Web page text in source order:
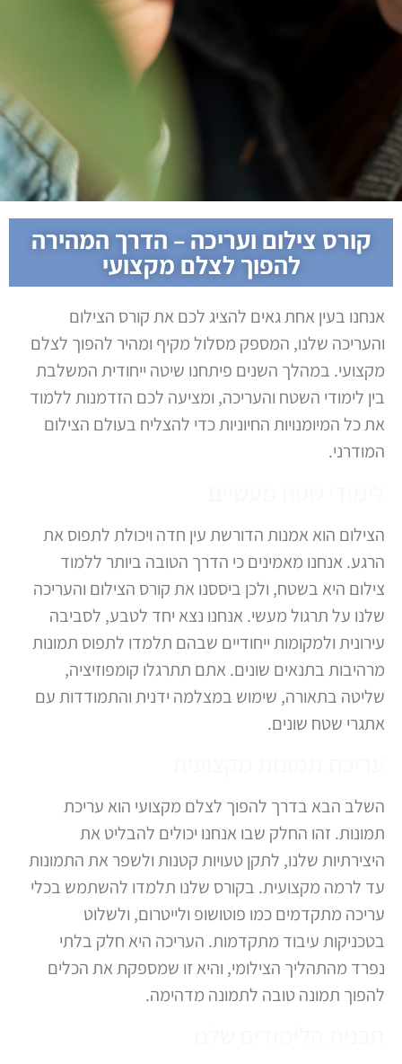
קורס צילום ועריכה – הדרך המהירה
להפוך לצלם מקצועי
אנחנו בעין אחת גאים להציג לכם את קורס הצילום
והעריכה שלנו, המספק מסלול מקיף ומהיר להפוך לצלם
מקצועי. במהלך השנים פיתחנו שיטה ייחודית המשלבת
בין לימודי השטח והעריכה, ומציעה לכם הזדמנות ללמוד
את כל המיומנויות החיוניות כדי להצליח בעולם הצילום
המודרני.
הצילום הוא אמנות הדורשת עין חדה ויכולת לתפוס את
הרגע. אנחנו מאמינים כי הדרך הטובה ביותר ללמוד
צילום היא בשטח, ולכן ביססנו את קורס הצילום והעריכה
שלנו על תרגול מעשי. אנחנו נצא יחד לטבע, לסביבה
עירונית ולמקומות ייחודיים שבהם תלמדו לתפוס תמונות
מרהיבות בתנאים שונים. אתם תתרגלו קומפוזיציה,
שליטה בתאורה, שימוש במצלמה ידנית והתמודדות עם
אתגרי שטח שונים.
השלב הבא בדרך להפוך לצלם מקצועי הוא עריכת
תמונות. זהו החלק שבו אנחנו יכולים להבליט את
היצירתיות שלנו, לתקן טעויות קטנות ולשפר את התמונות
עד לרמה מקצועית. בקורס שלנו תלמדו להשתמש בכלי
עריכה מתקדמים כמו פוטושופ ולייטרום, ולשלוט
בטכניקות עיבוד מתקדמות. העריכה היא חלק בלתי
נפרד מהתהליך הצילומי, והיא זו שמספקת את הכלים
להפוך תמונה טובה לתמונה מדהימה.